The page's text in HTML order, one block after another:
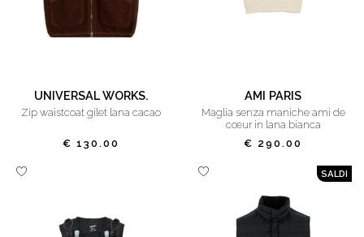
UNIVERSAL WORKS.
zip waistcoat gilet lana cacao
€ 130.00
AMI PARIS
maglia senza maniche ami de
cœur in lana bianca
€ 290.00
SALDI